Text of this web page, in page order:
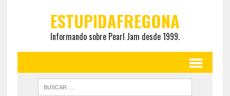
ESTUPIDAFREGONA
Informando sobre Pearl Jam desde 1999.